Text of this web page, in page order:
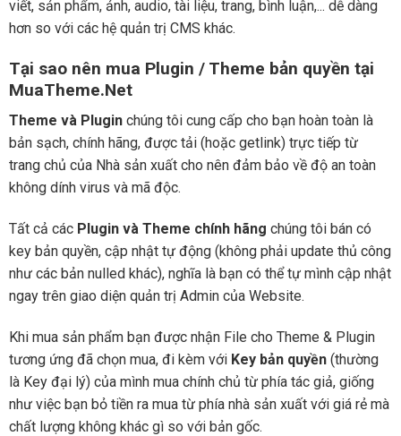
viết, sản phẩm, ảnh, audio, tài liệu, trang, bình luận,... dễ dàng
hơn so với các hệ quản trị CMS khác.
Tại sao nên mua Plugin / Theme bản quyền tại
MuaTheme.Net
Theme và Plugin chúng tôi cung cấp cho bạn hoàn toàn là
bản sạch, chính hãng, được tải (hoặc getlink) trực tiếp từ
trang chủ của Nhà sản xuất cho nên đảm bảo về độ an toàn
không dính virus và mã độc.
Tất cả các Plugin và Theme chính hãng chúng tôi bán có
key bản quyền, cập nhật tự động (không phải update thủ công
như các bản nulled khác), nghĩa là bạn có thể tự mình cập nhật
ngay trên giao diện quản trị Admin của Website.
Khi mua sản phẩm bạn được nhận File cho Theme & Plugin
tương ứng đã chọn mua, đi kèm với Key bản quyền (thường
là Key đại lý) của mình mua chính chủ từ phía tác giả, giống
như việc bạn bỏ tiền ra mua từ phía nhà sản xuất với giá rẻ mà
chất lượng không khác gì so với bản gốc.